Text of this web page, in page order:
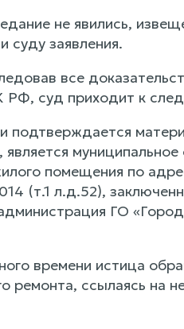
не явились,
суду заявления.
все
РФ, суд приходит к
подтверждается
помещения по
(т.1 л.д.52),
ГО
времени истица
ремонта, ссылаясь